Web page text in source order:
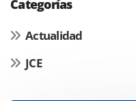
Categorías
Actualidad
JCE